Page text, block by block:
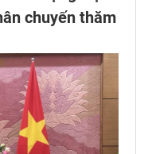
chuyến thăm